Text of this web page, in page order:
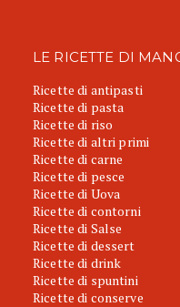
LE RICETTE DI
Ricette di antipasti
Ricette di pasta
Ricette di riso
Ricette di altri primi
Ricette di carne
Ricette di pesce
Ricette di Uova
Ricette di contorni
Ricette di Salse
Ricette di dessert
Ricette di drink
Ricette di spuntini
Ricette di conserve